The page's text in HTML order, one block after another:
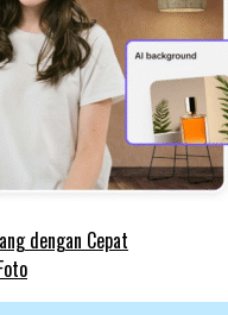
dengan Cepat